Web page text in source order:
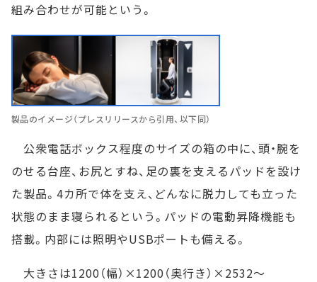
組み合わせが可能という。
製品のイメージ（プレスリリースから引用、以下同）
公衆電話ボックス程度のサイズの箱の中に、頭・腕を
のせる台座、お尻とすね、足の裏を支えるパッドを設け
た製品。4カ所で体を支え、どんなに脱力しても立った
状態のまま寝られるという。パッドの電動昇降機能も
搭載。内部には照明やUSBポートも備える。
大きさは1200（幅）×1200（奥行き）×2532～